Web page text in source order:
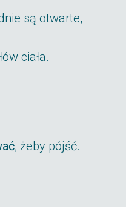
są otwarte,
ciała.
, żeby pójść.